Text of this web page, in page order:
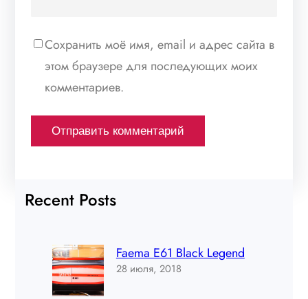
Сохранить моё имя, email и адрес сайта в
этом браузере для последующих моих
комментариев.
Recent Posts
Faema E61 Black Legend
28 июля, 2018